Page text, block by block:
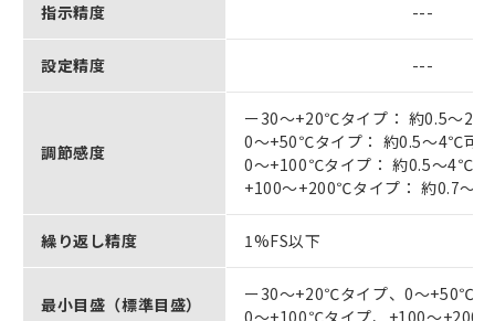
指示精度 ---
設定精度 ---
調節感度
ー30～+20℃タイプ： 約0.5～
0～+50℃タイプ： 約0.5～4℃可
0～+100℃タイプ： 約0.5～4℃可
+100～+200℃タイプ： 約0.7～
繰り返し精度 1%FS以下
最小目盛（標準目盛）
ー30～+20℃タイプ、0～+50℃
0～+100℃タイプ、+100～